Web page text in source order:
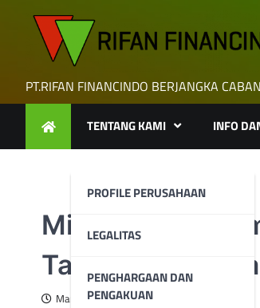
PT.RIFAN FINANCINDO BERJANGKA
TENTANG KAMI
PROFILE PERUSAHAAN
LEGALITAS
PENGHARGAAN DAN
PENGAKUAN
INFO
Minyak Naik
Tarif Batasi
March 12, 2025